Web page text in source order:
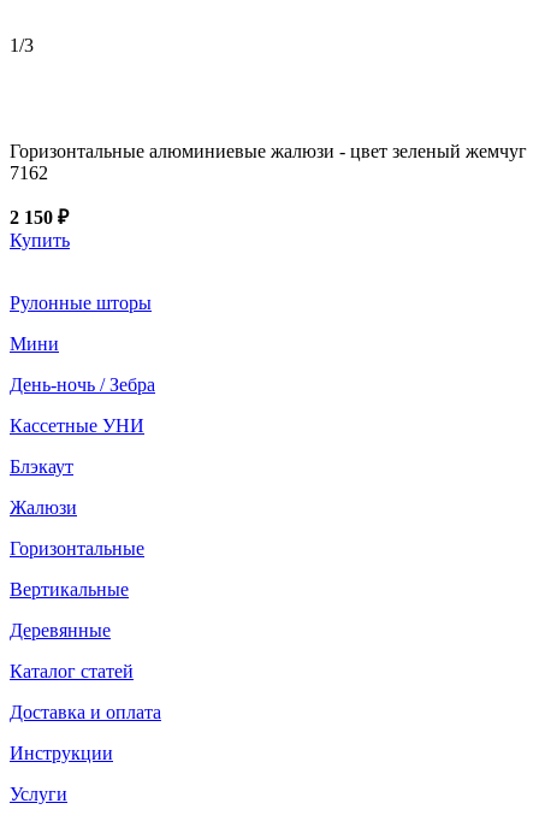
1/3
Горизонтальные алюминиевые жалюзи - цвет зеленый жемчуг
7162
2 150 ₽
Купить
Рулонные шторы
Мини
День-ночь / Зебра
Кассетные УНИ
Блэкаут
Жалюзи
Горизонтальные
Вертикальные
Деревянные
Каталог статей
Доставка и оплата
Инструкции
Услуги